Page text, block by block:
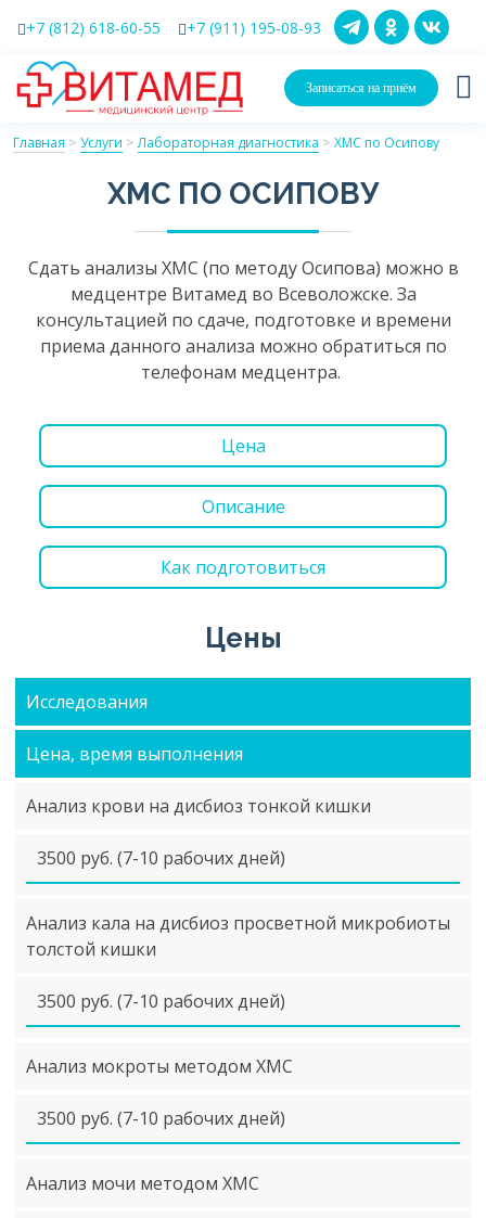
+7 (812) 618-60-55 +7 (911) 195-08-93
Записаться на приём
Главная > Услуги >Лабораторная диагностика > ХМС по Осипову
ХМС ПО ОСИПОВУ
Сдать анализы ХМС (по методу Осипова) можно в
медцентре Витамед во Всеволожске. За
консультацией по сдаче, подготовке и времени
приема данного анализа можно обратиться по
телефонам медцентра.
Цена
Описание
Как подготовиться
Цены
Исследования
Цена, время выполнения
Анализ крови на дисбиоз тонкой кишки
3500 руб. (7-10 рабочих дней)
Анализ кала на дисбиоз просветной микробиоты
толстой кишки
3500 руб. (7-10 рабочих дней)
Анализ мокроты методом ХМС
3500 руб. (7-10 рабочих дней)
Анализ мочи методом ХМС